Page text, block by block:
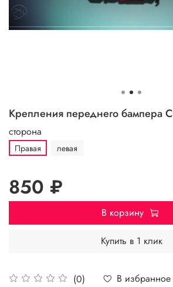
Крепления переднего бампера
(0)
В избранное
сторона
Правая левая
850 ₽
В корзину
Купить в 1 клик